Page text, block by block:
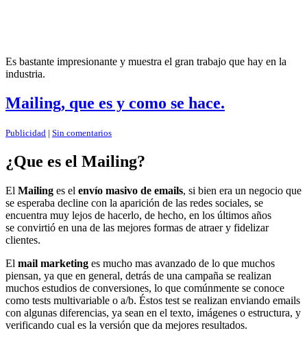
Es bastante impresionante y muestra el gran trabajo que hay en la
industria.
Mailing, que es y como se hace.
Publicidad | Sin comentarios
¿Que es el Mailing?
El Mailing es el envío masivo de emails, si bien era un negocio que
se esperaba decline con la aparición de las redes sociales, se
encuentra muy lejos de hacerlo, de hecho, en los últimos años
se convirtió en una de las mejores formas de atraer y fidelizar
clientes.
El mail marketing es mucho mas avanzado de lo que muchos
piensan, ya que en general, detrás de una campaña se realizan
muchos estudios de conversiones, lo que comúnmente se conoce
como tests multivariable o a/b. Éstos test se realizan enviando emails
con algunas diferencias, ya sean en el texto, imágenes o estructura, y
verificando cual es la versión que da mejores resultados.